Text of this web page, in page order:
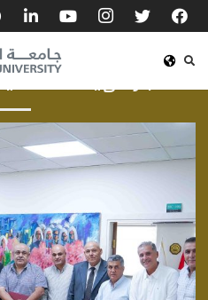
أخبار الهيئة